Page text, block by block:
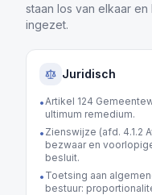
staan los van elkaar
ingezet.
Juridisch
•Artikel 124
ultimum remedium.
• Zienswijze (afd. 4.1.2
bezwaar en
besluit.
• Toetsing aan
bestuur: